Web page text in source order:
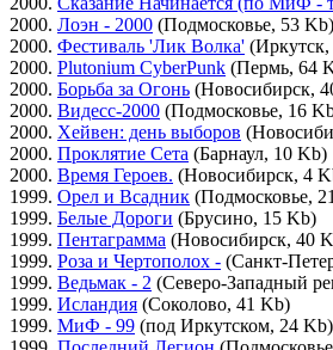
2000. Лоэн - 2000 (Подмосковье, 53 Kb)
2000. Фестиваль 'Лик Волка'
2000. Plutonium CyberPunk (Пермь, 64
2000. Борьба за Огонь (Новосибирск,
2000. Видесс-2000 (Подмосковье, 16
2000. Хейвен: день выборов
2000. Проклятие Сета (Барнаул, 10 Kb)
2000. Время Героев. (Новосибирск, 4
1999. Орел и Всадник (Подмосковье,
1999. Белые Дороги (Брусино, 15 Kb)
1999. Пентаграмма (Новосибирск, 40
1999. Роза и Чертополох - (Санкт-
1999. Ведьмак - 2 (Северо-Западный
1999. Исландия (Соколово, 41 Kb)
1999. МиФ - 99 (под Иркутском, 24 Kb)